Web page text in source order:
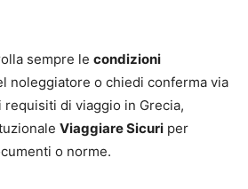
sempre le condizioni
noleggiatore o chiedi conferma via
requisiti di viaggio in Grecia,
Viaggiare Sicuri per
o norme.